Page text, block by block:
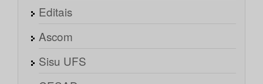
Editais
Ascom
Sisu UFS